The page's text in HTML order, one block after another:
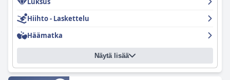
siivoushenkilökunta järjesti ja piti huoneet oma-aloitteisesti
erittäin siisteinä poikkeuksellisella tavalla.
Chamonix'n henkilökunta on todella poikkeuksellista ja ylittää
jatkuvasti odotukset vieraidensa hyväksi. Hotellissa on
erinomainen kylpylä, joka on täydellinen rentoutumiseen.
Vieraat ovat ylistäneet yksityisen pakettiauton ja gondolin
kätevyyttä, sillä niillä pääsee helposti hiihtokeskuksiin. Joistakin
negatiivisista palautteista huolimatta useimmat vieraat ovat
yhtä mieltä siitä, että hotelli tarjoaa hyvää vastinetta rahalle
Hiihto - Laskettelu
Häämatka
Näytä lisää